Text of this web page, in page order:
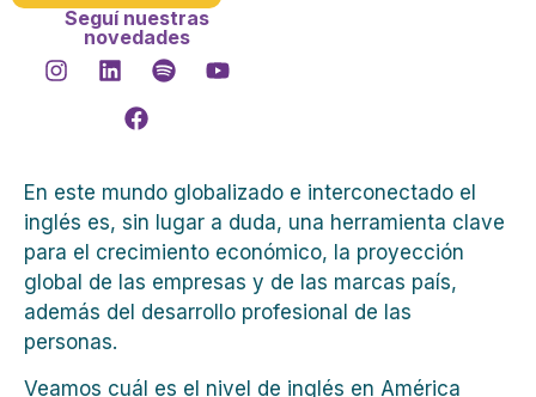
Seguí nuestras
novedades
En este mundo globalizado e interconectado el
inglés es, sin lugar a duda, una herramienta clave
para el crecimiento económico, la proyección
global de las empresas y de las marcas país,
además del desarrollo profesional de las
personas.
Veamos cuál es el nivel de inglés en América